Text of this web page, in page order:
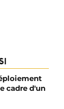
cadre d'un